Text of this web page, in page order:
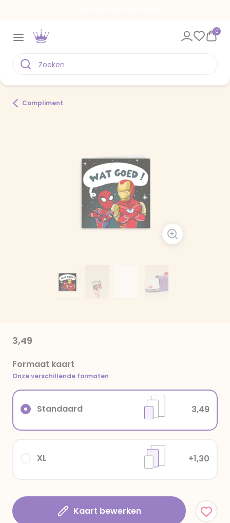
0
Compliment
3,49
Formaat kaart
Onze verschillende formaten
XL +1,30
Standaard 3,49
Kaart bewerken